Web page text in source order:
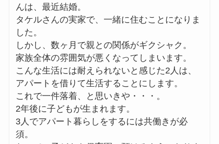
んは、最近結婚。
タケルさんの実家で、一緒に住むことになりま
した。
しかし、数ヶ月で親との関係がギクシャク。
家族全体の雰囲気が悪くなってしまいます。
こんな生活には耐えられないと感じた2人は、
アパートを借りて生活することにします。
これで一件落着、と思いきや・・・。
2年後に子どもが生まれます。
3人でアパート暮らしをするには共働きが必
須。